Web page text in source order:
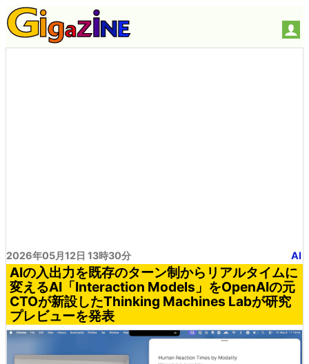
2026年05月12日 13時30分 AI
AIの入出力を既存のターン制からリアルタイムに
変えるAI「Interaction Models」をOpenAIの元
CTOが新設したThinking Machines Labが研究
プレビューを発表